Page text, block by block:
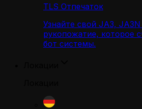
TLS Отпечаток
Узнайте свой JA3,
рукопожатие, которое
бот системы.